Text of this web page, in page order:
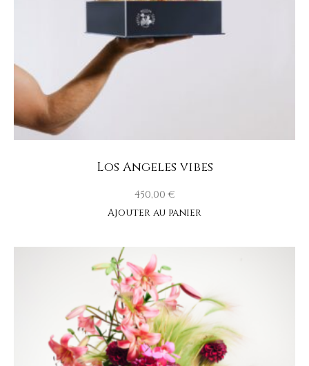
Los Angeles vibes
450,00€
Ajouter au panier